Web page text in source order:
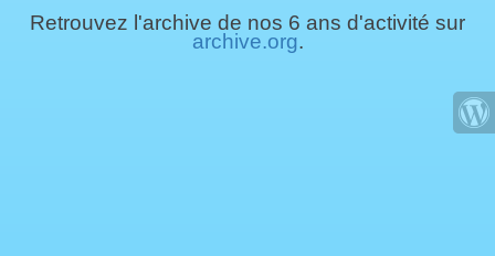
Retrouvez l'archive de nos 6 ans d'activité sur
archive.org.